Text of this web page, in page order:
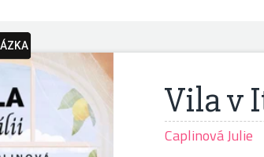
Vila v
Caplinová Julie